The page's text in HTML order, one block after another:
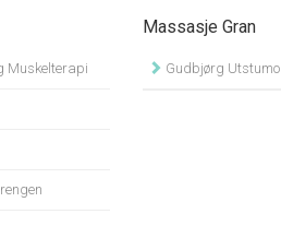
Muskelterapi
Massasje Gran
Gudbjørg Utstumo